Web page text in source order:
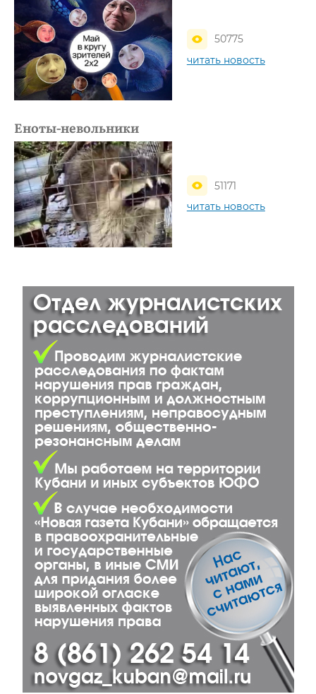
50775
читать новость
Еноты-невольники
51171
читать новость